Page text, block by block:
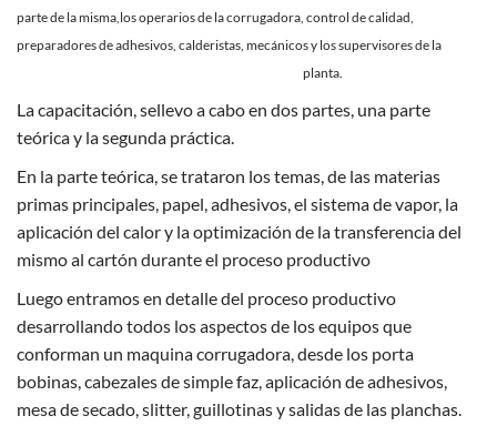
parte de la misma,los operarios de la corrugadora, control de calidad,
preparadores de adhesivos, calderistas, mecánicos y los supervisores de la
planta.
La capacitación, sellevo a cabo en dos partes, una parte
teórica y la segunda práctica.
En la parte teórica, se trataron los temas, de las materias
primas principales, papel, adhesivos, el sistema de vapor, la
aplicación del calor y laoptimización de la transferencia del
mismo al cartón durante el proceso productivo
Luego entramos en detalle del proceso productivo
desarrollando todos los aspectosde los equipos que
conforman un maquina corrugadora, desde los porta
bobinas, cabezales de simple faz, aplicación de adhesivos,
mesa de secado, slitter, guillotinas y salidas de las planchas.